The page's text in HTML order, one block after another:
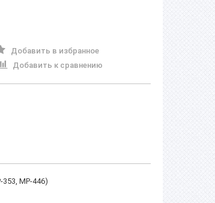
Добавить в избранное
Добавить к сравнению
МР-446)